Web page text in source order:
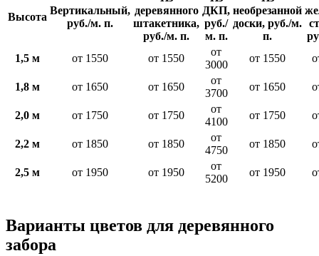
Высота
Вертикальный,
руб./м. п.
деревянного
штакетника,
руб./м. п.
ДКП,
руб./
м. п.
необрезанной
доски, руб./м.
п.
1,5 м
от 1550 от 1550
от
3000
от 1550
1,8 м от 1650 от 1650
от
3700
от 1650
2,0 м от 1750 от 1750
от
4100
от 1750
2,2 м от 1850 от 1850
от
4750
от 1850
2,5 м от 1950 от 1950
от
5200
от 1950
Варианты цветов для деревянного
забора